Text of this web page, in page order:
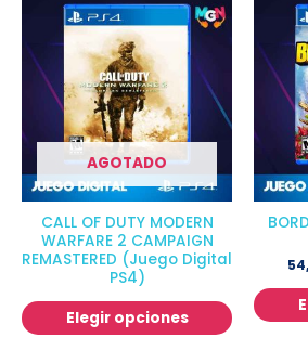
AGOTADO
CALL OF DUTY MODERN
WARFARE 2 CAMPAIGN
REMASTERED (Juego Digital
PS4)
Elegir opciones